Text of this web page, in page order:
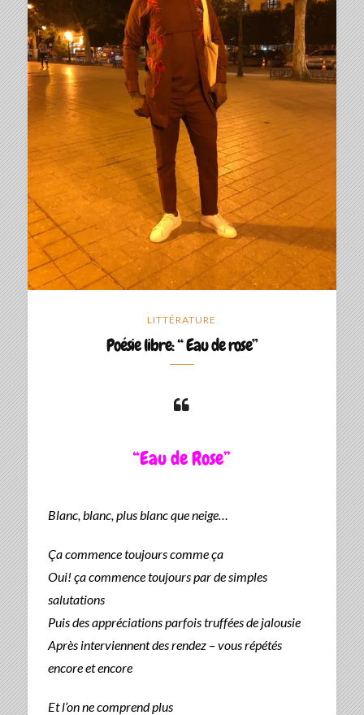
LITTÉRATURE
Poésie libre: “ Eau de rose”
“Eau de Rose”
Blanc, blanc, plus blanc que neige…
Ça commence toujours comme ça
Oui! ça commence toujours par de simples
salutations
Puis des appréciations parfois truffées de jalousie
Après interviennent des rendez – vousrépétés
encore et encore
Et l’on ne comprend plus